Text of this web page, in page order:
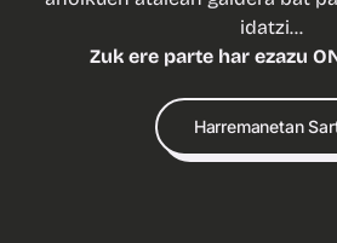
idatzi…
Zuk ere parte har ezazu
Harremanetan